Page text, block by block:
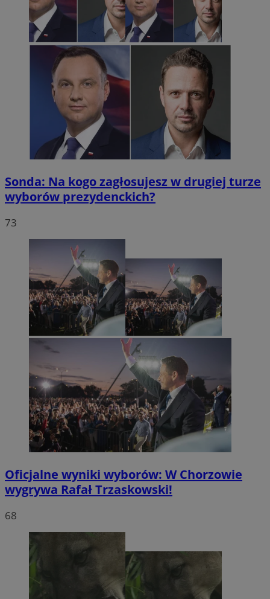
Sonda: Na kogo zagłosujesz w drugiej turze
wyborów prezydenckich?
73
Oficjalne wyniki wyborów: W Chorzowie
wygrywa Rafał Trzaskowski!
68